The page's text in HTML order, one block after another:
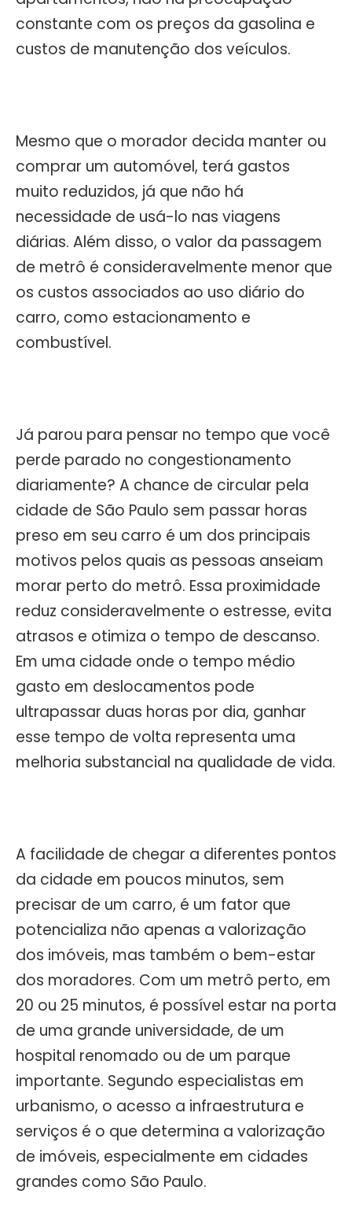
constante com os preços da gasolina e
custos de manutenção dos veículos.
Mesmo que o morador decida manter ou
comprar um automóvel, terá gastos
muito reduzidos, já que não há
necessidade de usá-lo nas viagens
diárias. Além disso, o valor da passagem
de metrô é consideravelmente menor que
os custos associados ao uso diário do
carro, como estacionamento e
combustível.
Já parou para pensar no tempo que você
perde parado no congestionamento
diariamente? A chance de circular pela
cidade de São Paulo sem passar horas
preso em seu carro é um dos principais
motivos pelos quais as pessoas anseiam
morar perto do metrô. Essa proximidade
reduz consideravelmente o estresse, evita
atrasos e otimiza o tempo de descanso.
Em uma cidade onde o tempo médio
gasto em deslocamentos pode
ultrapassar duas horas por dia, ganhar
esse tempo de volta representa uma
melhoria substancial na qualidade de vida.
A facilidade de chegar a diferentes pontos
da cidade em poucos minutos, sem
precisar de um carro, é um fator que
potencializa não apenas a valorização
dos imóveis, mas também o bem-estar
dos moradores. Com um metrô perto, em
20 ou 25 minutos, é possível estar na porta
de uma grande universidade, de um
hospital renomado ou de um parque
importante. Segundo especialistas em
urbanismo, o acesso a infraestrutura e
serviços é o que determina a valorização
de imóveis, especialmente em cidades
grandes como São Paulo.